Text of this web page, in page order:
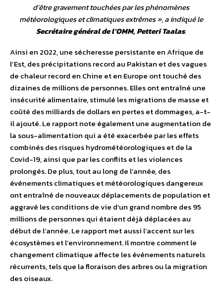
d’être gravement touchées par les phénomènes
météorologiques et climatiques extrêmes», a indiqué le
Secrétaire général de l’OMM, Petteri Taalas.
Ainsi en 2022, une sécheresse persistante en Afrique de
l’Est, des précipitations record au Pakistan et des vagues
de chaleur record en Chine et en Europe ont touché des
dizaines de millions de personnes. Elles ont entraîné une
insécurité alimentaire, stimulé les migrations de masse et
coûté des milliards de dollars en pertes et dommages, a-t-
il ajouté. Le rapport note également une augmentation de
la sous-alimentation qui a été exacerbée par les effets
combinés des risques hydrométéorologiques et de la
Covid-19, ainsi que par les conflits et les violences
prolongés. De plus, tout au long de l’année, des
événements climatiques et météorologiques dangereux
ont entraîné de nouveaux déplacements de population et
aggravé les conditions de vie d’un grand nombre des 95
millions de personnes qui étaient déjà déplacées au
début de l’année. Le rapport met aussi l’accent sur les
écosystèmes et l’environnement. Il montre comment le
changement climatique affecte les événements naturels
récurrents, tels que la floraison des arbres ou la migration
des oiseaux.